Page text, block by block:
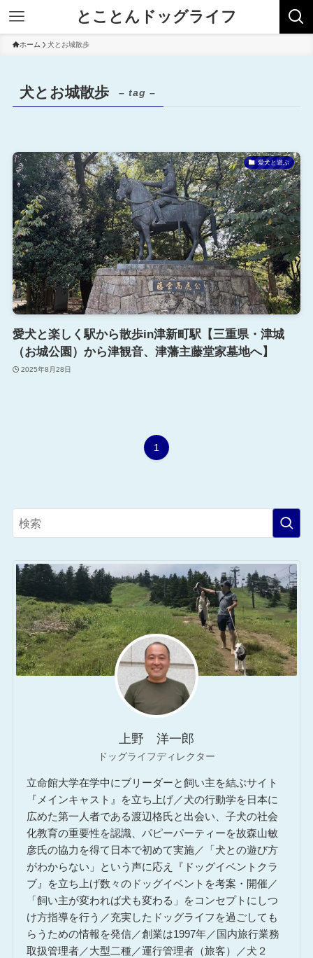
とことんドッグライフ
ホーム 犬とお城散歩
犬とお城散歩 – tag –
愛犬と遊ぶ
愛犬と楽しく駅から散歩in津新町駅【三重県・津城
（お城公園）から津観音、津藩主藤堂家墓地へ】
2025年8月28日
1
上野 洋一郎
ドッグライフディレクター
立命館大学在学中にブリーダーと飼い主を結ぶサイト
『メインキャスト』を立ち上げ／犬の行動学を日本に
広めた第一人者である渡辺格氏と出会い、子犬の社会
化教育の重要性を認識、パピーパーティーを故森山敏
彦氏の協力を得て日本で初めて実施／「犬との遊び方
がわからない」という声に応え『ドッグイベントクラ
ブ』を立ち上げ数々のドッグイベントを考案・開催／
「飼い主が変われば犬も変わる」をコンセプトにしつ
け方指導を行う／充実したドッグライフを過ごしても
らうための情報を発信／創業は1997年／国内旅行業務
取扱管理者／大型二種／運行管理者（旅客）／犬２